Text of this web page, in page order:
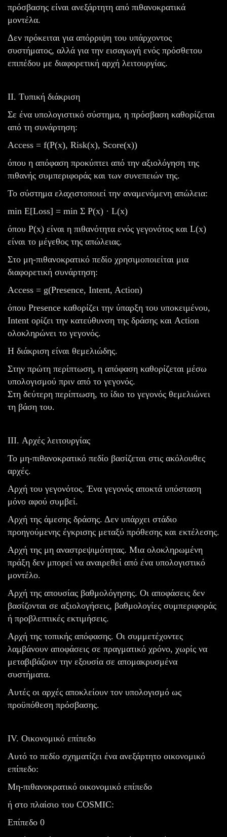
πρόσβασης είναι ανεξάρτητη από πιθανοκρατικά
μοντέλα.
Δεν πρόκειται για απόρριψη του υπάρχοντος
συστήματος, αλλά για την εισαγωγή ενός πρόσθετου
επιπέδου με διαφορετική αρχή λειτουργίας.
II. Τυπική διάκριση
Σε ένα υπολογιστικό σύστημα, η πρόσβαση καθορίζεται
από τη συνάρτηση:
Access = f(P(x), Risk(x), Score(x))
όπου η απόφαση προκύπτει από την αξιολόγηση της
πιθανής συμπεριφοράς και των συνεπειών της.
Το σύστημα ελαχιστοποιεί την αναμενόμενη απώλεια:
min E[Loss] = min Σ P(x) · L(x)
όπου P(x) είναι η πιθανότητα ενός γεγονότος και L(x)
είναι το μέγεθος της απώλειας.
Στο μη-πιθανοκρατικό πεδίο χρησιμοποιείται μια
διαφορετική συνάρτηση:
Access = g(Presence, Intent, Action)
όπου Presence καθορίζει την ύπαρξη του υποκειμένου,
Intent ορίζει την κατεύθυνση της δράσης και Action
ολοκληρώνει το γεγονός.
Η διάκριση είναι θεμελιώδης.
Στην πρώτη περίπτωση, η απόφαση καθορίζεται μέσω
υπολογισμού πριν από το γεγονός.
Στη δεύτερη περίπτωση, το ίδιο το γεγονός θεμελιώνει
τη βάση του.
III. Αρχές λειτουργίας
Το μη-πιθανοκρατικό πεδίο βασίζεται στις ακόλουθες
αρχές.
Αρχή του γεγονότος. Ένα γεγονός αποκτά υπόσταση
μόνο αφού συμβεί.
Αρχή της άμεσης δράσης. Δεν υπάρχει στάδιο
προηγούμενης έγκρισης μεταξύ πρόθεσης και εκτέλεσης.
Αρχή της μη αναστρεψιμότητας. Μια ολοκληρωμένη
πράξη δεν μπορεί να αναιρεθεί από ένα υπολογιστικό
μοντέλο.
Αρχή της απουσίας βαθμολόγησης. Οι αποφάσεις δεν
βασίζονται σε αξιολογήσεις, βαθμολογίες συμπεριφοράς
ή προβλεπτικές εκτιμήσεις.
Αρχή της τοπικής απόφασης. Οι συμμετέχοντες
λαμβάνουν αποφάσεις σε πραγματικό χρόνο, χωρίς να
μεταβιβάζουν την εξουσία σε απομακρυσμένα
συστήματα.
Αυτές οι αρχές αποκλείουν τον υπολογισμό ως
προϋπόθεση πρόσβασης.
IV. Οικονομικό επίπεδο
Αυτό το πεδίο σχηματίζει ένα ανεξάρτητο οικονομικό
επίπεδο:
Μη-πιθανοκρατικό οικονομικό επίπεδο
ή στο πλαίσιο του COSMIC:
Επίπεδο 0